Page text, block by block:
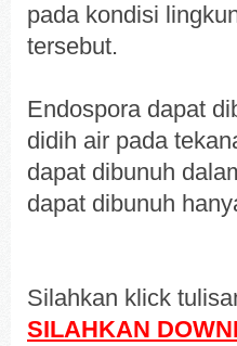
pada kondisi
tersebut.
Endospora dapat
didih air pada
dapat dibunuh
dapat dibunuh
Silahkan klick
SILAHKAN